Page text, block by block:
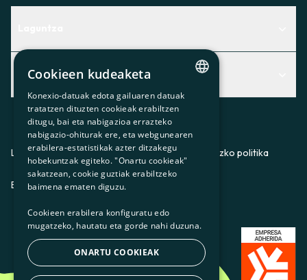
Centro de Ayuda
Aurkitu zerbitzurik egokiena zuretzat
Contacto
Albisteak
Albisteak
Bazkideen txokoa
Prentsa
Gurekin lan egin
Lege-oharraPribatutasun-politikaCookieei buruzko politika
ES CAGLEU
CATALAN
SPANISH
GL
BASQUE
Cookieen kudeaketa
Konexio-datuak edota gailuaren datuak
tratatzen dituzten cookieak erabiltzen
ditugu, bai eta nabigazioa errazteko
nabigazio-ohiturak ere, eta webgunearen
erabilera-estatistikak azter ditzakegu
hobekuntzak egiteko. "Onartu cookieak"
sakatzean, cookie guztiak erabiltzeko
baimena ematen diguzu.
Cookieen erabilera konfiguratu edo
mugatzeko, hautatu eta gorde nahi duzuna.
ONARTU COOKIEAK